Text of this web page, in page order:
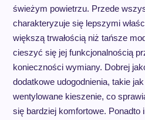
świeżym powietrzu. Przede
charakteryzuje się lepszymi
większą trwałością niż tańsze
cieszyć się jej funkcjonalnością
konieczności wymiany. Dobrej
dodatkowe udogodnienia, takie
wentylowane kieszenie, co
się bardziej komfortowe. Ponadto